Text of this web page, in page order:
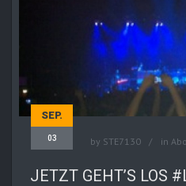
SEP.
03 by STE7130 in
JETZT GEHT’S LOS